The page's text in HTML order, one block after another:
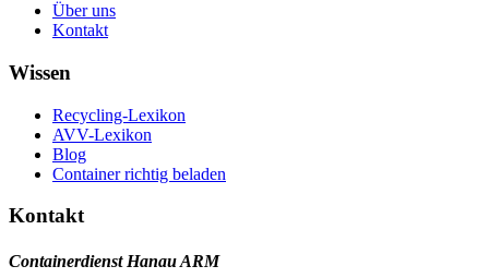
Über uns
Kontakt
Wissen
Recycling-Lexikon
AVV-Lexikon
Blog
Container richtig beladen
Kontakt
Containerdienst Hanau ARM